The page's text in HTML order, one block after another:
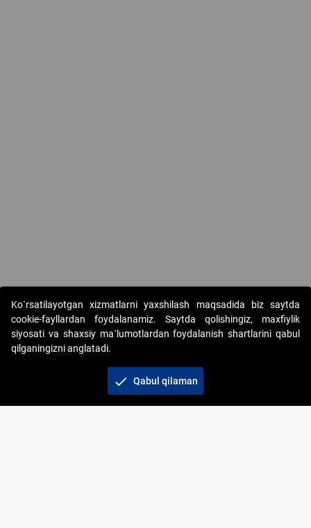
Copyright © 2017-2026. "Elektron onlayn-auksionlarni
tashkil etish" AJ. Barcha huquqlar himoyalangan
Ko`rsatilayotgan xizmatlarni yaxshilash maqsadida biz saytda
cookie-fayllardan foydalanamiz. Saytda qolishingiz, maxfiylik
siyosati va shaxsiy ma`lumotlardan foydalanish shartlarini qabul
qilganingizni anglatadi.
check Qabul qilaman